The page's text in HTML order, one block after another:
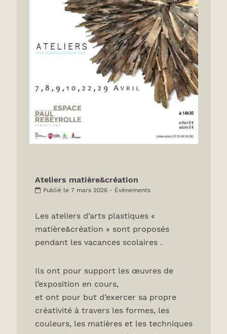
Ateliers matière&création
Publié le 7 mars 2026 - Évènements
Les ateliers d’arts plastiques «
matière&création » sont proposés
pendant les vacances scolaires .
Ils ont pour support les œuvres de
l’exposition en cours,
et ont pour but d’exercer sa propre
créativité à travers les formes, les
couleurs, les matières et les techniques